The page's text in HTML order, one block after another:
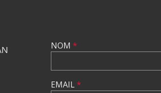
NOM *
EMAIL*